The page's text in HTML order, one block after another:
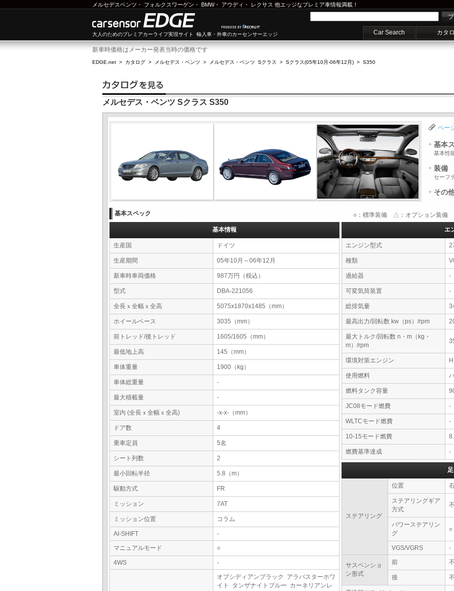
メルセデスベンツ ・ フォルクスワーゲン ・ BMW・ アウディ ・ レクサス 他エッジなプレミア車情報満載！
大人のためのプレミアカーライフ実現サイト 輸入車・外車のカーセンサーエッジ Car Search カタ
新車時価格はメーカー発表当時の価格です
EDGE.net > カタログ > メルセデス・ベンツ > メルセデス・ベンツ Sクラス > Sクラス(05年10月-06年12月) > S350
メルセデス・ベンツ Sクラス S350
ペー
基本
基本性
装備
セーフ
その
基本スペック ○：標準装備 △：オプション装備 -
基本情報
生産国 ドイツ
生産期間 05年10月～06年12月
新車時車両価格 987万円（税込）
型式 DBA-221056
全長ｘ全幅ｘ全高 5075x1870x1485（mm）
ホイールベース 3035（mm）
前トレッド/後トレッド 1605/1605（mm）
最低地上高 145（mm）
車体重量 1900（kg）
車体総重量 -
最大積載量 -
室内 (全長ｘ全幅ｘ全高) -x-x-（mm）
ドア数 4
乗車定員 5名
シート列数 2
最小回転半径 5.8（m）
駆動方式 FR
ミッション 7AT
ミッション位置 コラム
AI-SHIFT
-
マニュアルモード
○
4WS -
オブシディアンブラック アラバスターホワ
イト タンザナイトブルー カーネリアンレ
エ
エンジン型式
種類
過給器 -
可変気筒装置 -
総排気量
最高出力/回転数 kw（ps）/rpm
最大トルク/回転数 n・m（kg・
m）/rpm
環境対策エンジン
使用燃料
燃料タンク容量
JC08モード燃費 -
WLTCモード燃費 -
10-15モード燃費
燃費基準達成 -
ステアリング
位置
ステアリングギア
方式
パワーステアリン
グ
○
VGS/VGRS -
サスペンショ
ン形式
前
後